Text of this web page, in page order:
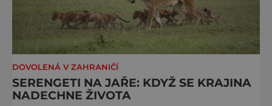
DOVOLENÁ V ZAHRANIČÍ
SERENGETI NA JAŘE: KDYŽ SE KRAJINA
NADECHNE ŽIVOTA